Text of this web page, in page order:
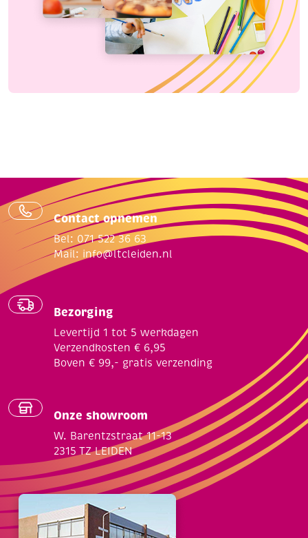
Contact opnemen
Bel: 071 522 36 63
Mail: info@ltcleiden.nl
Bezorging
Levertijd 1 tot 5 werkdagen
Verzendkosten € 6,95
Boven € 99,- gratis verzending
Onze showroom
W. Barentzstraat 11-13
2315 TZ LEIDEN